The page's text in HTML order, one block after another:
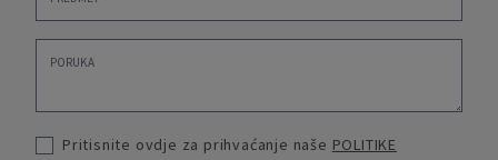
Pritisnite ovdje za prihvaćanje naše POLITIKE